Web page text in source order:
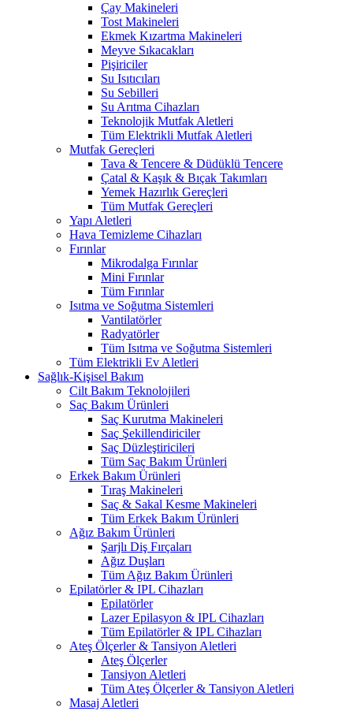
Çay Makineleri
Tost Makineleri
Ekmek Kızartma Makineleri
Meyve Sıkacakları
Pişiriciler
Su Isıtıcıları
Su Sebilleri
Su Arıtma Cihazları
Teknolojik Mutfak Aletleri
Tüm Elektrikli Mutfak Aletleri
Mutfak Gereçleri
Tava & Tencere & Düdüklü Tencere
Çatal & Kaşık & Bıçak Takımları
Yemek Hazırlık Gereçleri
Tüm Mutfak Gereçleri
Yapı Aletleri
Hava Temizleme Cihazları
Fırınlar
Mikrodalga Fırınlar
Mini Fırınlar
Tüm Fırınlar
Isıtma ve Soğutma Sistemleri
Vantilatörler
Radyatörler
Tüm Isıtma ve Soğutma Sistemleri
Tüm Elektrikli Ev Aletleri
Sağlık-Kişisel Bakım
Cilt Bakım Teknolojileri
Saç Bakım Ürünleri
Saç Kurutma Makineleri
Saç Şekillendiriciler
Saç Düzleştiricileri
Tüm Saç Bakım Ürünleri
Erkek Bakım Ürünleri
Tıraş Makineleri
Saç & Sakal Kesme Makineleri
Tüm Erkek Bakım Ürünleri
Ağız Bakım Ürünleri
Şarjlı Diş Fırçaları
Ağız Duşları
Tüm Ağız Bakım Ürünleri
Epilatörler & IPL Cihazları
Epilatörler
Lazer Epilasyon & IPL Cihazları
Tüm Epilatörler & IPL Cihazları
Ateş Ölçerler & Tansiyon Aletleri
Ateş Ölçerler
Tansiyon Aletleri
Tüm Ateş Ölçerler & Tansiyon Aletleri
Masaj Aletleri